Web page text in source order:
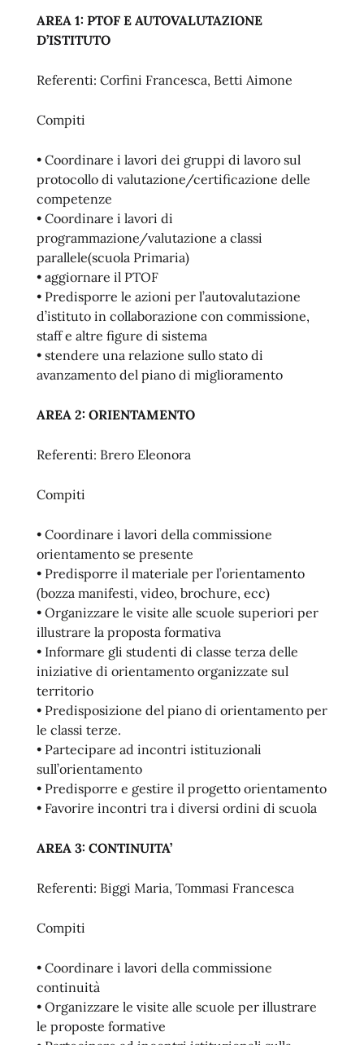
AREA 1: PTOF E AUTOVALUTAZIONE
D’ISTITUTO
Referenti: Corfini Francesca, Betti Aimone
Compiti
• Coordinare i lavori dei gruppi di lavoro sul
protocollo di valutazione/certificazione delle
competenze
• Coordinare i lavori di
programmazione/valutazione a classi
parallele(scuola Primaria)
• aggiornare il PTOF
• Predisporre le azioni per l’autovalutazione
d’istituto in collaborazione con commissione,
staff e altre figure di sistema
• stendere una relazione sullo stato di
avanzamento del piano di miglioramento
AREA 2: ORIENTAMENTO
Referenti: Brero Eleonora
Compiti
• Coordinare i lavori della commissione
orientamento se presente
• Predisporre il materiale per l’orientamento
(bozza manifesti, video, brochure, ecc)
• Organizzare le visite alle scuole superiori per
illustrare la proposta formativa
• Informare gli studenti di classe terza delle
iniziative di orientamento organizzate sul
territorio
• Predisposizione del piano di orientamento per
le classi terze.
• Partecipare ad incontri istituzionali
sull’orientamento
• Predisporre e gestire il progetto orientamento
• Favorire incontri tra i diversi ordini di scuola
AREA 3: CONTINUITA’
Referenti: Biggi Maria, Tommasi Francesca
Compiti
• Coordinare i lavori della commissione
continuità
• Organizzare le visite alle scuole per illustrare
le proposte formative